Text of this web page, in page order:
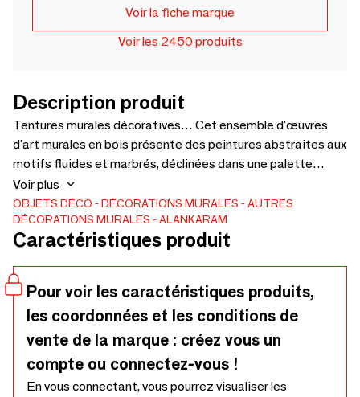
Voir la fiche marque
Voir les 2450 produits
Description produit
Tentures murales décoratives… Cet ensemble d'œuvres
d'art murales en bois présente des peintures abstraites aux
motifs fluides et marbrés, déclinées dans une palette
apaisante de bleus et de blancs, rehaussée de touches
dorées. Les motifs tourbillonnants évoquent la beauté
naturelle de la pierre et de l'eau, se mêlant dans une danse
de couleurs et de formes. L'œuvre capture l'essence de la
en fait un ajout captivant à tout espace moderne ou
contemporain. - A - 816 x 816 x 58 B - 416 x 816 x 58
Voir plus
OBJETS DÉCO DÉCORATIONS MURALES
AUTRES
DÉCORATIONS MURALES
ALANKARAM
Caractéristiques produit
Pour voir les caractéristiques produits,
les coordonnées et les conditions de
vente de la marque : créez vous un
compte ou connectez-vous !
En vous connectant, vous pourrez visualiser les